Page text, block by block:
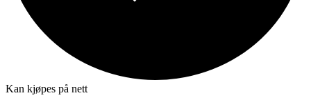
Kan kjøpes på nett